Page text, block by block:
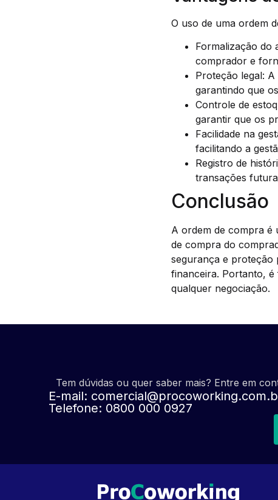
O uso de uma ordem
Formalização do
comprador e
Proteção legal:
garantindo que
Controle de
garantir que os
Facilidade na
facilitando a
Registro de
transações
Conclusão
A ordem de compra é
de compra do
segurança e proteção
financeira. Portanto,
qualquer negociação.
Tem dúvidas ou quer saber mais? Entre em
E-mail:
Telefone: 0800 000 0927